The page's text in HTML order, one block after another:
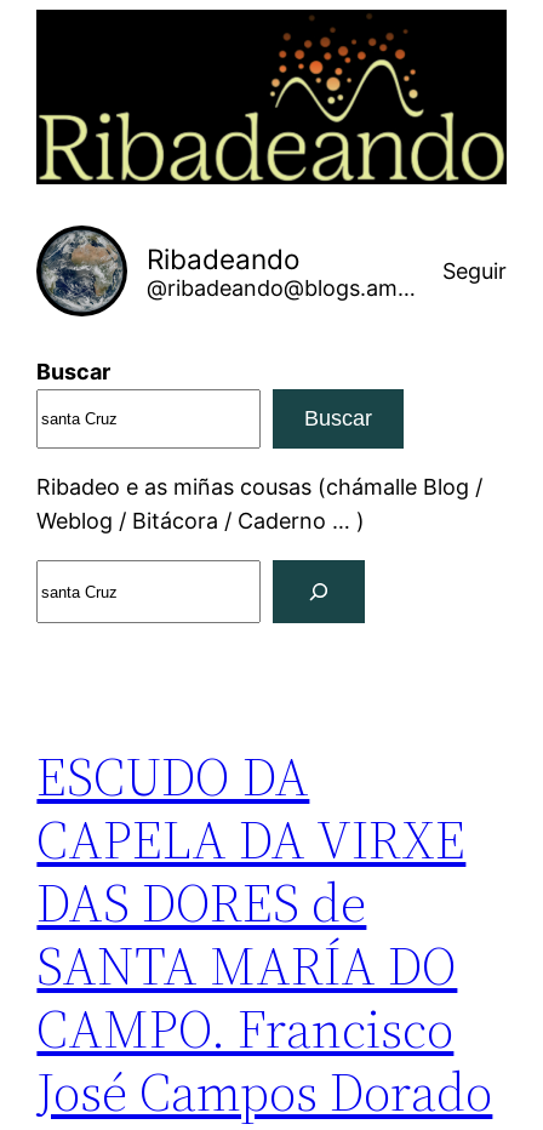
Ribadeando
@ribadeando@blogs.amarinha.gal
Seguir
Buscar
Buscar
Ribadeo e as miñas cousas (chámalle Blog /
Weblog / Bitácora / Caderno … )
ESCUDO DA
CAPELA DA VIRXE
DAS DORES de
SANTA MARÍA DO
CAMPO. Francisco
José Campos Dorado